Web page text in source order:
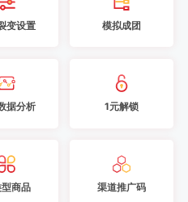
变设置 模拟成团
据分析 1元解锁
型商品 渠道推广码